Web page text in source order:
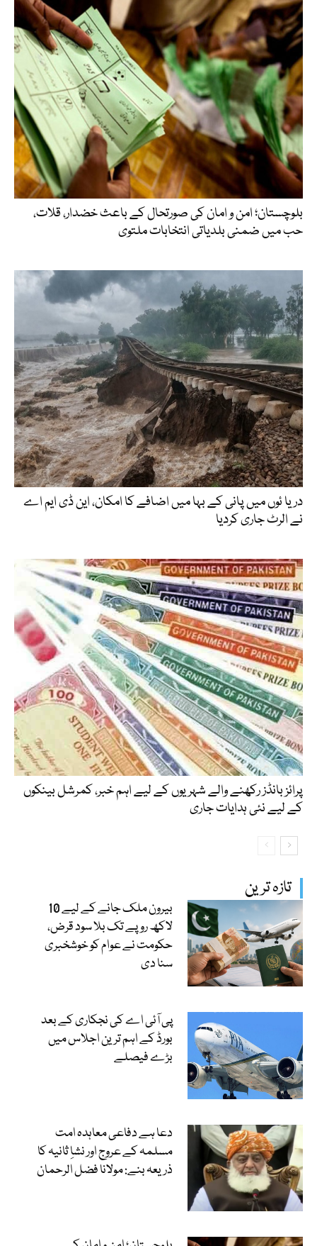
تازہ ترین
بیرون ملک جانے کے لیے 10
لاکھ روپے تک بلا سود قرض،
حکومت نے عوام کو خوشخبری
سنا دی
پی آئی اے کی نجکاری کے بعد
بورڈ کے اہم ترین اجلاس میں
بڑے فیصلے
دعا ہے دفاعی معاہدہ امت
مسلمہ کے عروج اور نشاِ ثانیہ کا
ذریعہ بنے: مولانا فضل الرحمان
بلوچستان؛ امن و امان کی صورتحال کے باعث خضدار، قلات،
حب میں ضمنی بلدیاتی انتخابات ملتوی
دریا ئوں میں پانی کے بہا میں اضافے کا امکان، این ڈی ایم اے
نے الرٹ جاری کردیا
پرائز بانڈز رکھنے والے شہریوں کے لیے اہم خبر، کمرشل بینکوں
کے لیے نئی ہدایات جاری